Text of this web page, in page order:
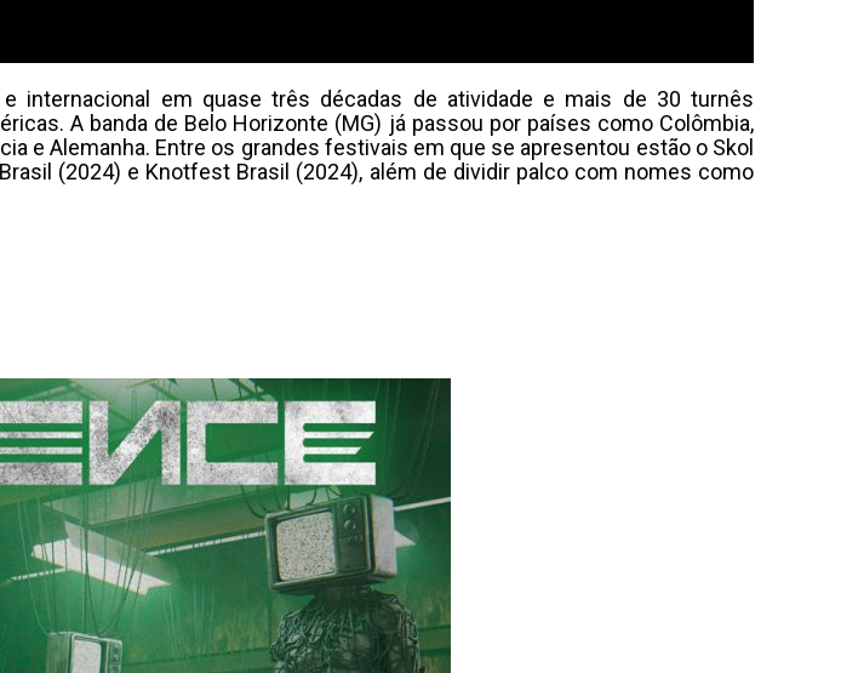
internacional em quase três décadas de atividade e mais de 30 turnês
A banda de Belo Horizonte (MG) já passou por países como Colômbia,
e Alemanha. Entre os grandes festivais em que se apresentou estão o Skol
(2024) e Knotfest Brasil (2024), além de dividir palco com nomes como